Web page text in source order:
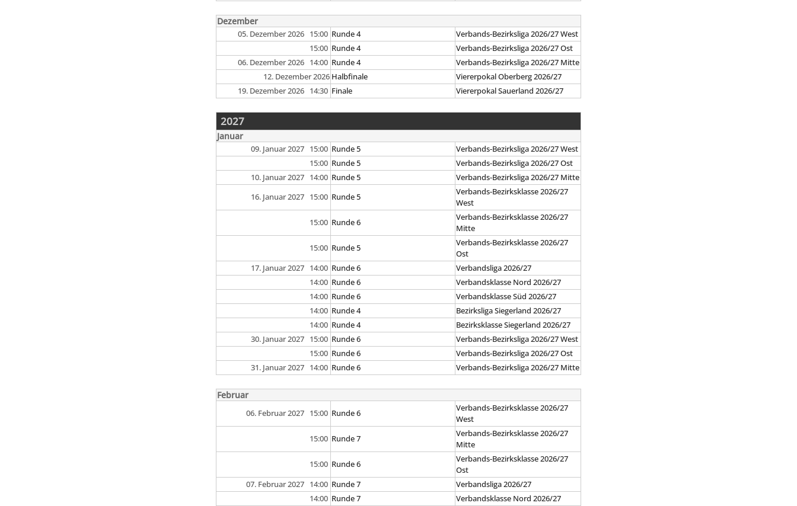
Dezember
05. Dezember 2026 15:00 Runde 4
Verbands-Bezirksliga 2026/27 West
15:00 Runde 4
Verbands-Bezirksliga 2026/27 Ost
06. Dezember 2026 14:00 Runde 4
Verbands-Bezirksliga 2026/27 Mitte
12. Dezember 2026 Halbfinale
Viererpokal Oberberg 2026/27
19. Dezember 2026 14:30 Finale Viererpokal Sauerland 2026/27
2027
Januar
09. Januar 2027 15:00 Runde 5
Verbands-Bezirksliga 2026/27 West
15:00 Runde 5
Verbands-Bezirksliga 2026/27 Ost
10. Januar 2027 14:00 Runde 5
Verbands-Bezirksliga 2026/27 Mitte
16. Januar 2027 15:00 Runde 5
Verbands-Bezirksklasse 2026/27
West
15:00 Runde 6
Verbands-Bezirksklasse 2026/27
Mitte
15:00 Runde 5
Verbands-Bezirksklasse 2026/27
Ost
17. Januar 2027 14:00 Runde 6
Verbandsliga 2026/27
14:00 Runde 6
Verbandsklasse Nord 2026/27
14:00 Runde 6
Verbandsklasse Süd 2026/27
14:00 Runde 4
Bezirksliga Siegerland 2026/27
14:00 Runde 4
Bezirksklasse Siegerland 2026/27
30. Januar 2027 15:00 Runde 6
Verbands-Bezirksliga 2026/27 West
15:00 Runde 6
Verbands-Bezirksliga 2026/27 Ost
31. Januar 2027 14:00 Runde 6 Verbands-Bezirksliga 2026/27 Mitte
Februar
06. Februar 2027 15:00 Runde 6
Verbands-Bezirksklasse 2026/27
West
15:00 Runde 7
Verbands-Bezirksklasse 2026/27
Mitte
15:00 Runde 6
Verbands-Bezirksklasse 2026/27
Ost
07. Februar 2027 14:00 Runde 7
Verbandsliga 2026/27
14:00 Runde 7
Verbandsklasse Nord 2026/27